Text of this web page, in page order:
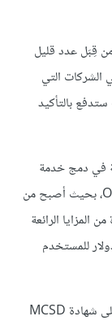
قِبَل عدد قليل
الشركات التي
بالتأكيد
في دمج خدمة
SharePoint بشكل سحابي ضمن باقة Office 365، بحيث أصبح من
المزايا الرائعة
شير بوينت بتكاليف معقولة تبدأ من 5 دولار للمستخدم
يُعتبر المطوّر الذي يتمتّع بالمزايا المؤهلة للحصول على شهادة MCSD